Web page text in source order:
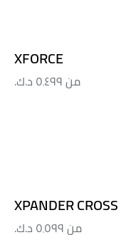
XFORCE
من٥٬٤٩٩ د.ك.‏
XPANDER CROSS
من٥٬٥٩٩ د.ك.‏